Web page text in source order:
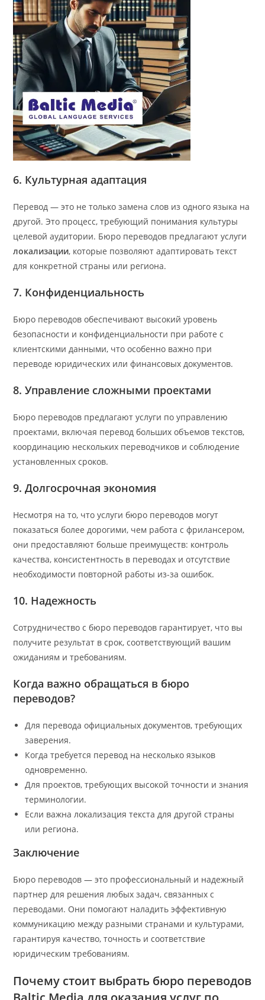
6. Культурная адаптация
Перевод — это не только замена слов из одного языка на
другой. Это процесс, требующий понимания культуры
целевой аудитории. Бюро переводов предлагают услуги
локализации, которые позволяют адаптировать текст
для конкретной страны или региона.
7. Конфиденциальность
Бюро переводов обеспечивают высокий уровень
безопасности и конфиденциальности при работе с
клиентскими данными, что особенно важно при
переводе юридических или финансовых документов.
8. Управление сложными проектами
Бюро переводов предлагают услуги по управлению
проектами, включая перевод больших объемов текстов,
координацию нескольких переводчиков и соблюдение
установленных сроков.
9. Долгосрочная экономия
Несмотря на то, что услуги бюро переводов могут
показаться более дорогими, чем работа с фрилансером,
они предоставляют больше преимуществ: контроль
качества, консистентность в переводах и отсутствие
необходимости повторной работы из-за ошибок.
10. Надежность
Сотрудничество с бюро переводов гарантирует, что вы
получите результат в срок, соответствующий вашим
ожиданиям и требованиям.
Когда важно обращаться в бюро
переводов?
Для перевода официальных документов, требующих
заверения.
Когда требуется перевод на несколько языков
одновременно.
Для проектов, требующих высокой точности и знания
терминологии.
Если важна локализация текста для другой страны
или региона.
Заключение
Бюро переводов — это профессиональный и надежный
партнер для решения любых задач, связанных с
переводами. Они помогают наладить эффективную
коммуникацию между разными странами и культурами,
гарантируя качество, точность и соответствие
юридическим требованиям.
Почему стоит выбрать бюро переводов